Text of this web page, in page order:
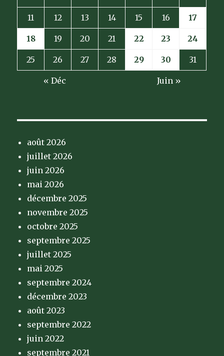
11 12 13 14 15 16 17
18 19 20 21 22 23 24
25 26 27 28 29 30 31
« Déc Juin »
août 2026
juillet 2026
juin 2026
mai 2026
décembre 2025
novembre 2025
octobre 2025
septembre 2025
juillet 2025
mai 2025
septembre 2024
décembre 2023
août 2023
septembre 2022
juin 2022
septembre 2021